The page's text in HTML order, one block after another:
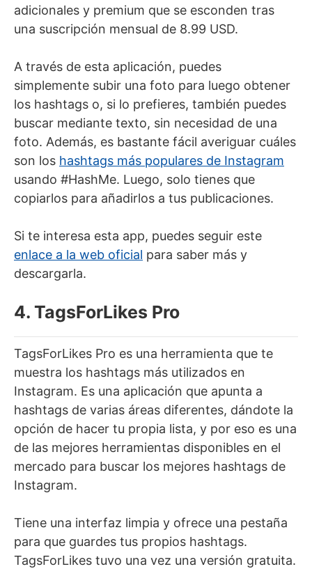
adicionales y premium que se esconden tras
una suscripción mensual de 8.99 USD.
A través de esta aplicación, puedes
simplemente subir una foto para luego obtener
los hashtags o, si lo prefieres, también puedes
buscar mediante texto, sin necesidad de una
foto. Además, es bastante fácil averiguar cuáles
son los hashtags más populares de Instagram
usando #HashMe. Luego, solo tienes que
copiarlos para añadirlos a tus publicaciones.
Si te interesa esta app, puedes seguir este
enlace a la web oficial para saber más y
descargarla.
4. TagsForLikes Pro
TagsForLikes Pro es una herramienta que te
muestra los hashtags más utilizados en
Instagram. Es una aplicación que apunta a
hashtags de varias áreas diferentes, dándote la
opción de hacer tu propia lista, y por eso es una
de las mejores herramientas disponibles en el
mercado para buscar los mejores hashtags de
Instagram.
Tiene una interfaz limpia y ofrece una pestaña
para que guardes tus propios hashtags.
TagsForLikes tuvo una vez una versión gratuita.